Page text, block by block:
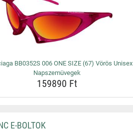
BB0352S 006 ONE SIZE (67) Vörös Unisex
Napszemüvegek
159890 Ft
E-BOLTOK